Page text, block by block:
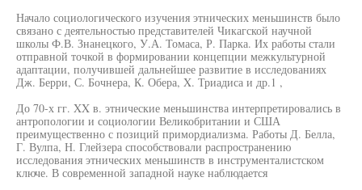
Начало социологического изучения этнических меньшинств было
связано с деятельностью представителей Чикагской научной
школы Ф.В. Знанецкого, У.А. Томаса, Р. Парка. Их работы стали
отправной точкой в формировании концепции межкультурной
адаптации, получившей дальнейшее развитие в исследованиях
Дж. Берри, С. Бочнера, К. Обера, X. Триадиса и др.1 ,
До 70-х гг. XX в. этнические меньшинства интерпретировались в
антропологии и социологии Великобритании и США
преимущественно с позиций примордиализма. Работы Д. Белла,
Г. Вулпа, Н. Глейзера способствовали распространению
исследования этнических меньшинств в инструменталистском
ключе. В современной западной науке наблюдается